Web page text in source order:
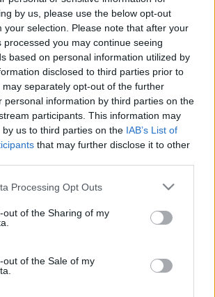
by us, please use the below opt-out
your selection. Please note that after your
processed you may continue seeing
based on personal information utilized by
disclosed to third parties prior to
separately opt-out of the further
personal information by third parties on the
participants. This information may
us to third parties on the IAB’s List of
that may further disclose it to other
website/app uses one or more Google
visit or usage behaviour. You may click to
to Google and its third-party tags to
below specified purposes in below Google
Processing Opt Outs
out of the Sharing of my
out of the Sale of my
látványos összeomlása akkora
elvált előző férjétől, majd
az interneten, hogy rémesen
az életét és már az
is foglalkoztatja. Mindezek
fogott, aminek az
decemberben, 45. születésnapján
egy férfival, akivel aztán alig három
gondolkozott, a múlt héten
arról írt a Twitteren, hogy
és hogy neki milyen jó.
napokban az énekesnő újabb
üzeneteket posztolt a
pszichiáterért könyörgött,
kibukott egy róla és férjéről
Az üzenetekből az is kiderült,
napban valahogyan eltört a